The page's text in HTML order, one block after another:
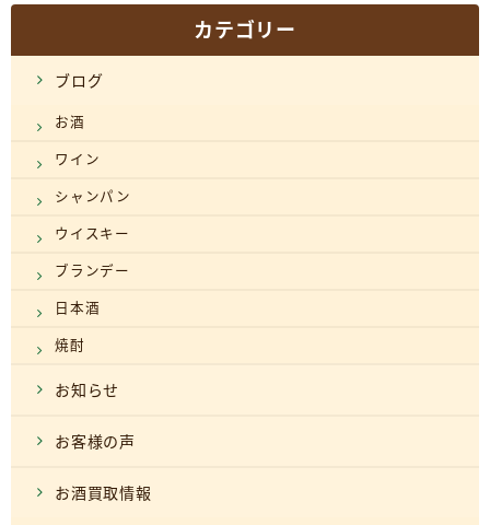
カテゴリー
ブログ
お酒
ワイン
シャンパン
ウイスキー
ブランデー
日本酒
焼酎
お知らせ
お客様の声
お酒買取情報